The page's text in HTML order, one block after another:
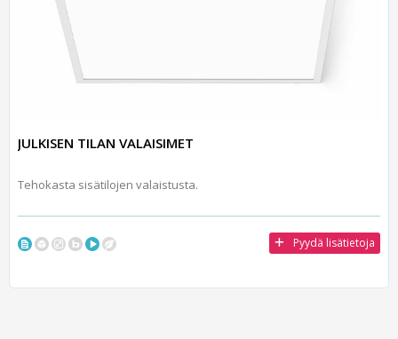
JULKISEN TILAN VALAISIMET
Tehokasta sisätilojen valaistusta.
Pyydä lisätietoja